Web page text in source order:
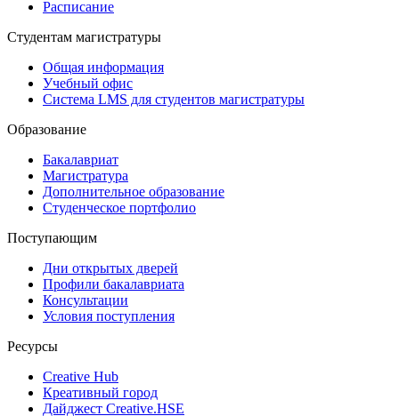
Расписание
Студентам магистратуры
Общая информация
Учебный офис
Система LMS для студентов магистратуры
Образование
Бакалавриат
Магистратура
Дополнительное образование
Студенческое портфолио
Поступающим
Дни открытых дверей
Профили бакалавриата
Консультации
Условия поступления
Ресурсы
Creative Hub
Креативный город
Дайджест Creative.HSE